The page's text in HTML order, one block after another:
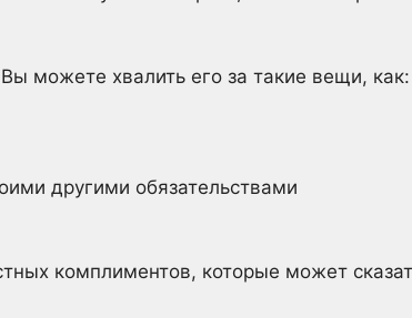
можете хвалить его за такие вещи, как:
другими обязательствами
комплиментов, которые может